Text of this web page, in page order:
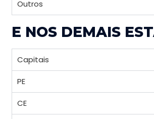
Outros
E NOS DEMAIS
Capitais
PE
CE